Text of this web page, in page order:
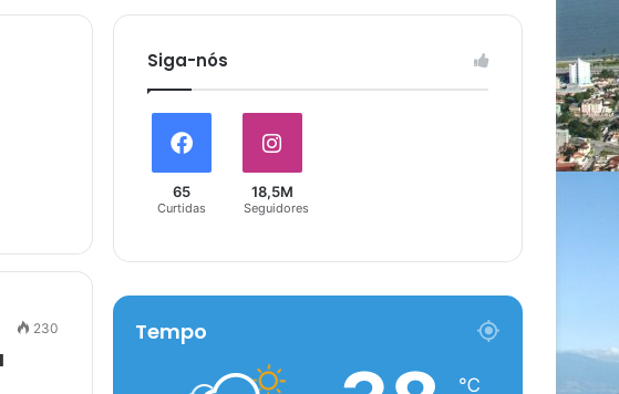
por
aleatório
230
Siga-nós
65
Curtidas
18,5M
Seguidores
Tempo
℃